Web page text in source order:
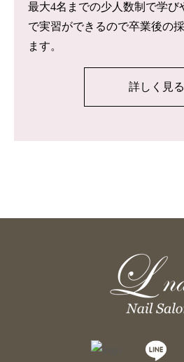
最大4名までの少人数制で学び
で実習ができるので卒業後の
ます。
詳しく見る